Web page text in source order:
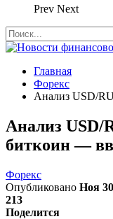
Prev Next
Главная
Форекс
Анализ USD/
Анализ USD/
биткоин —
Форекс
Опубликовано Ноя
213
Поделится